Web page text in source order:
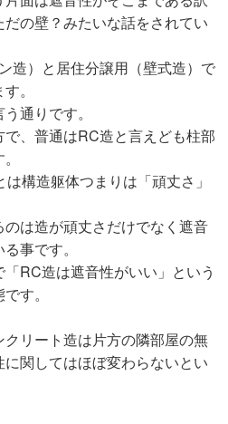
の壁？みたいな話をされてい
造）と居住分譲用（壁式造）で
。
通りです。
、普通はRC造と言えども柱部
構造躯体つまりは「頑丈さ」
は造が頑丈さだけでなく遮音
事です。
RC造は遮音性がいい」という
す。
クリート造は片方の隣部屋の無
関してはほぼ変わらないとい